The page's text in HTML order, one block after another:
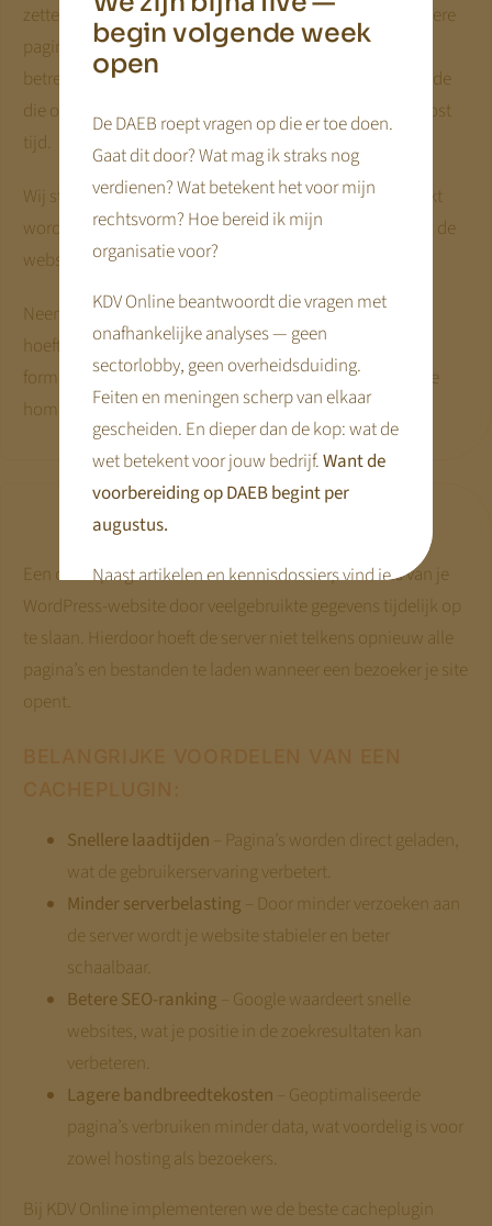
zetten. Wordpress laadt normaliter alle plugins in op iedere
pagina, ook als deze plugin niet wordt gebruikt op de
betreffende pagina. Dit zorgt voor heel veel onnodige code
die op iedere pagina ingeladen moet worden. Inladen kost
tijd.
Wij stellen op iedere pagina in welke plugins wel gebruikt
worden en de rest zetten we uit. Hierdoor is de code van de
website schoon en laadt de pagina dus snel.
Neem als voorbeeld onze plugin voor formulieren. Deze
hoeft dus alleen te verschijnen op pagina’s waar je een
formulier hebt geplaatst, op de overige pagina’s, zoals de
homepage staat deze uit.
Cacheplugin voor snelheid
Een cacheplugin verbetert de snelheid en prestaties van je
WordPress-website door veelgebruikte gegevens tijdelijk op
te slaan. Hierdoor hoeft de server niet telkens opnieuw alle
pagina’s en bestanden te laden wanneer een bezoeker je site
opent.
Snellere laadtijden – Pagina’s worden direct geladen,
wat de gebruikerservaring verbetert.
Minder serverbelasting – Door minder verzoeken aan
de server wordt je website stabieler en beter
schaalbaar.
Betere SEO-ranking – Google waardeert snelle
websites, wat je positie in de zoekresultaten kan
verbeteren.
Lagere bandbreedtekosten – Geoptimaliseerde
pagina’s verbruiken minder data, wat voordelig is voor
zowel hosting als bezoekers.
Bij KDV Online implementeren we de beste cacheplugin
begin volgende week
open
De DAEB roept vragen op die er toe doen.
Gaat dit door? Wat mag ik straks nog
verdienen? Wat betekent het voor mijn
rechtsvorm? Hoe bereid ik mijn
organisatie voor?
KDV Online beantwoordt die vragen met
onafhankelijke analyses — geen
sectorlobby, geen overheidsduiding.
Feiten en meningen scherp van elkaar
gescheiden. En dieper dan de kop: wat de
wet betekent voor jouw bedrijf.Want de
voorbereiding op DAEB begint per
augustus.
Naast artikelen en kennisdossiers vind je
hier praktische tools en webinars die je
voorbereiding concreet maken.
Met vriendelijke groet,
Jeroen Pernot